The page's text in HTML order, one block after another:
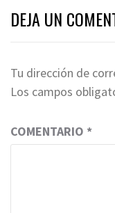
DEJA UN
Tu dirección de
Los campos
COMENTARIO *